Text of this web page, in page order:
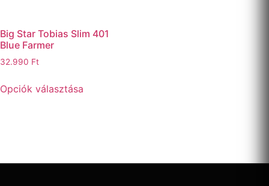
Big Star Tobias Slim 401
Blue Farmer
32.990 Ft
Opciók választása